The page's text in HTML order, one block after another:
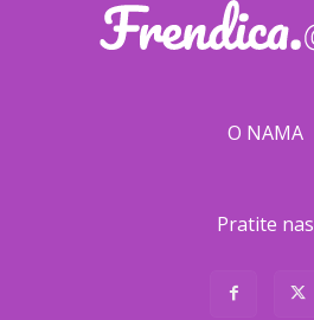
O NAMA
Pratite nas